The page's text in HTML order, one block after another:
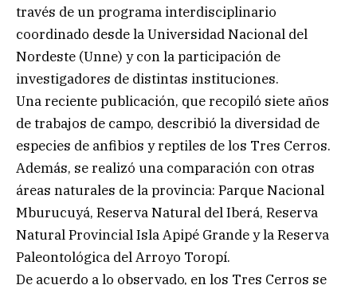
través de un programa interdisciplinario
coordinado desde la Universidad Nacional del
Nordeste (Unne) y con la participación de
investigadores de distintas instituciones.
Una reciente publicación, que recopiló siete años
de trabajos de campo, describió la diversidad de
especies de anfibios y reptiles de los Tres Cerros.
Además, se realizó una comparación con otras
áreas naturales de la provincia: Parque Nacional
Mburucuyá, Reserva Natural del Iberá, Reserva
Natural Provincial Isla Apipé Grande y la Reserva
Paleontológica del Arroyo Toropí.
De acuerdo a lo observado, en los Tres Cerros se